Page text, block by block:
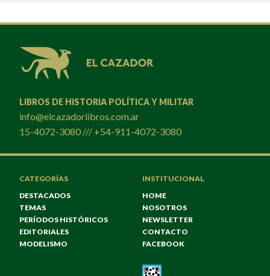
LIBROS DE HISTORIA POLÍTICA Y MILITAR
info@elcazadorlibros.com.ar
15-4072-3080 /// +54-911-4072-3080
CATEGORÍAS
DESTACADOS
TEMAS
PERÍODOS HISTÓRICOS
EDITORIALES
MODELISMO
INSTITUCIONAL
HOME
NOSOTROS
NEWSLETTER
CONTACTO
FACEBOOK